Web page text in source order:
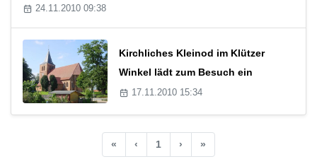
24.11.2010 09:38
Kirchliches Kleinod im Klützer
Winkel lädt zum Besuch ein
17.11.2010 15:34
« ‹ 1 › »